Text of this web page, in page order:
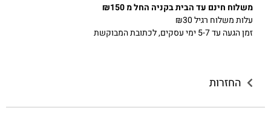
משלוח חינם עד הבית בקניה החל מ ₪150
עלות משלוח רגיל ₪30
זמן הגעה עד 5-7 ימי עסקים, לכתובת המבוקשת
החזרות